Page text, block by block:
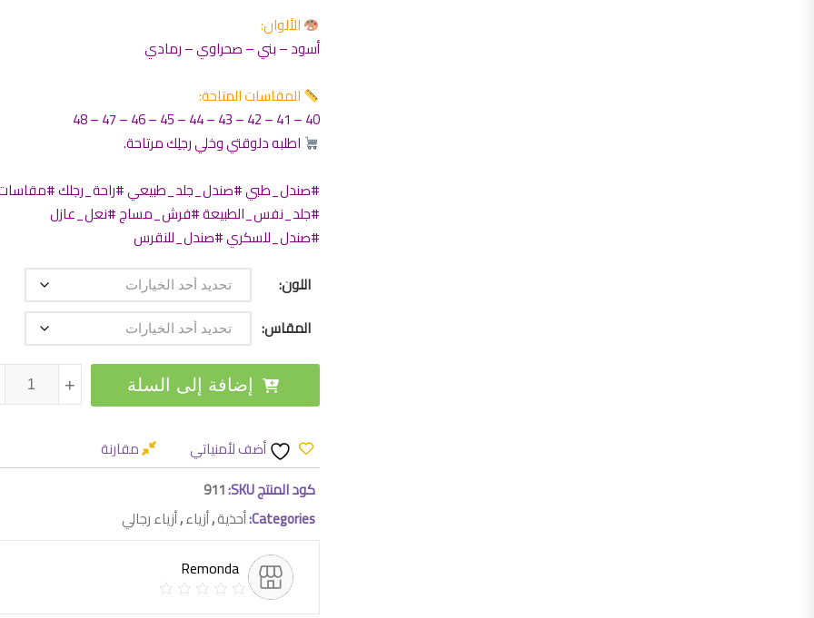
الألوان:
أسود – بني – صحراوي – رمادي
المقاسات المتاحة:
40 – 41 – 42 – 43 – 44 – 45 – 46 – 47 – 48
اطلبه دلوقتي وخلي رجلِك مرتاحة.
#صندل_طبي #صندل_جلد_طبيعي #راحة_رجلك
#جلد_نفس_الطبيعة #فرش_مساج #نعل_عازل
#صندل_للسكري #صندل_للنقرس
اللون
المقاس
كمية صندل+
+ إضافة إلى السلة
أضف لأمنياتي
مقارنة
كود المنتج SKU:
911
Categories: أحذية,أزياء,أزياء رجالي
Remonda